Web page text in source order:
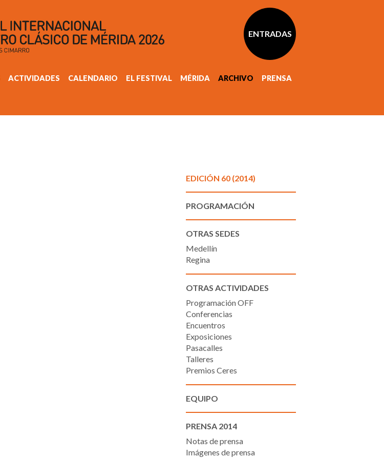
ENTRADAS
ACTIVIDADES CALENDARIO EL FESTIVAL MÉRIDA ARCHIVO PRENSA
EDICIÓN 60 (2014)
PROGRAMACIÓN
OTRAS SEDES
Medellín
Regina
OTRAS ACTIVIDADES
Programación OFF
Conferencias
Encuentros
Exposiciones
Pasacalles
Talleres
Premios Ceres
EQUIPO
PRENSA 2014
Notas de prensa
Imágenes de prensa